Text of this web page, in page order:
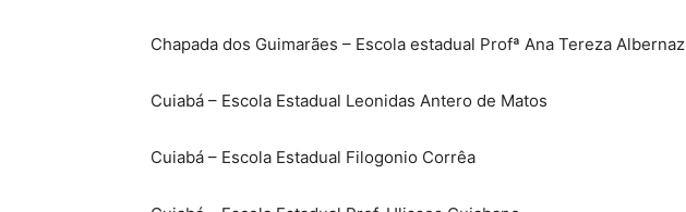
Chapada dos Guimarães – Escola estadual Profª Ana Tereza Albernaz
Cuiabá – Escola Estadual Leonidas Antero de Matos
Cuiabá – Escola Estadual Filogonio Corrêa